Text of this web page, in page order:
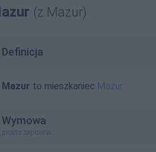
(z Mazur)
Definicja
Mazur to mieszkaniec Mazur
Wymowa
prosto zapisana